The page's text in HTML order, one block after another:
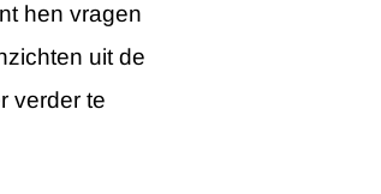
hen vragen
uit de
verder te